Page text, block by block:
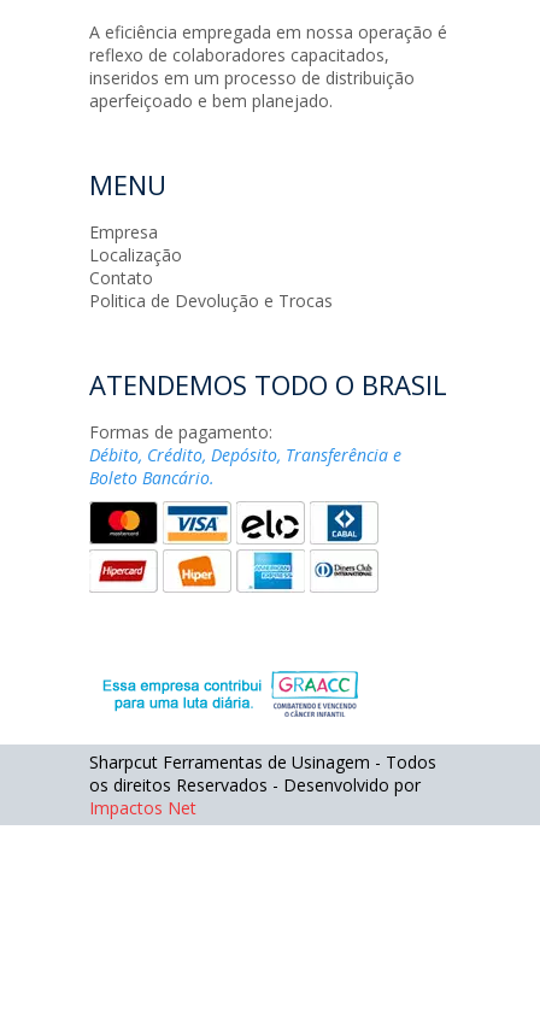
A eficiência empregada em nossa operação é
reflexo de colaboradores capacitados,
inseridos em um processo de distribuição
aperfeiçoado e bem planejado.
MENU
Empresa
Localização
Contato
Politica de Devolução e Trocas
ATENDEMOS TODO O BRASIL
Formas de pagamento:
Débito, Crédito, Depósito, Transferência e
Boleto Bancário.
Sharpcut Ferramentas de Usinagem - Todos
os direitos Reservados - Desenvolvido por
Impactos Net